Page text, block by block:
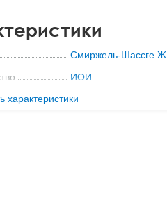
Смиржель-Шассге Ж.
ИОИ
218x152x23 мм
характеристики